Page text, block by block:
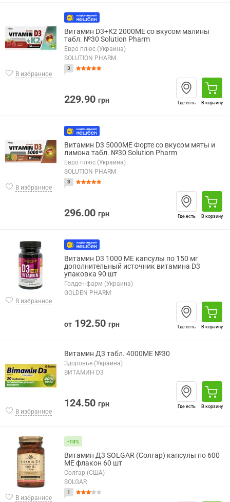
В избранное
Витамин D3+К2 2000МE со вкусом малины
табл. №30 Solution Pharm
Евро плюс (Украина)
SOLUTION PHARM
3
229.90 грн Где есть В корзину
В избранное
Витамин D3 5000МЕ Форте со вкусом мяты и
лимона табл. №30 Solution Pharm
Евро плюс (Украина)
SOLUTION PHARM
3
296.00 грн Где есть В корзину
В избранное
Витамин D3 1000 МЕ капсулы по 150 мг
дополнительный источник витамина D3
упаковка 90 шт
Голден-фарм (Украина)
GOLDEN PHARM
от 192.50 грн Где есть В корзину
В избранное
Витамин Д3 табл. 4000МЕ №30
Здоровье (Украина)
ВИТАМИН D3
124.50 грн Где есть В корзину
В избранное
-10%
Витамин Д3 SOLGAR (Солгар) капсулы по 600
МЕ флакон 60 шт
Солгар (США)
SOLGAR
1